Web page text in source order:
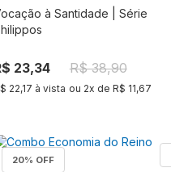
à Santidade | Série
23,34 R$ 38,90
22,17 à vista ou 2x de R$ 11,67
20% OFF